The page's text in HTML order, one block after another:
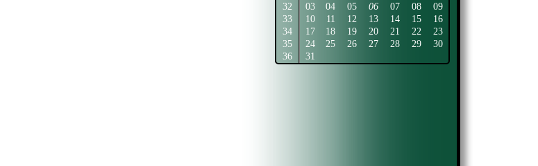
32
03 04 05 06 07 08
09
33
10 11 12 13 14 15
16
34
17 18 19 20 21 22
23
35
24 25 26 27 28 29
30
36
31